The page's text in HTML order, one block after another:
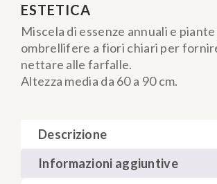
ESTETICA
Miscela di essenze annuali e
ombrellifere a fiori chiari per
nettare alle farfalle.
Altezza media da 60 a 90 cm.
Descrizione
Informazioni aggiuntive